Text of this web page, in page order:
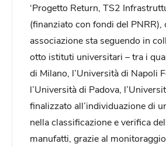
‘Progetto Return, TS2
(finanziato con fondi del PNRR),
associazione sta seguendo in
otto istituti universitari – tra i
di Milano, l’Università di Napoli
l’Università di Padova,
finalizzato all’individuazione di
nella classificazione e verifica
manufatti, grazie al